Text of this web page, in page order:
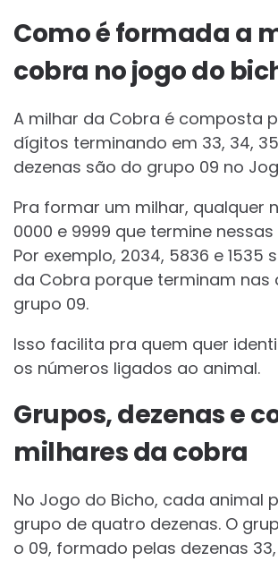
Como é formada a
cobra no jogo do
A milhar da Cobra é composta
dígitos terminando em 33, 34,
dezenas são do grupo 09 no
Pra formar um milhar, qualquer
0000 e 9999 que termine
Por exemplo, 2034, 5836 e 1535
da Cobra porque terminam nas
grupo 09.
Isso facilita pra quem quer
os números ligados ao animal.
Grupos, dezenas e
milhares da cobra
No Jogo do Bicho, cada animal
grupo de quatro dezenas. O
o 09, formado pelas dezenas